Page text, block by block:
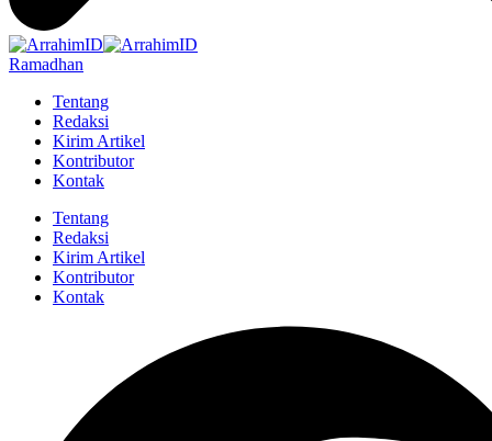
Ramadhan
Tentang
Redaksi
Kirim Artikel
Kontributor
Kontak
Tentang
Redaksi
Kirim Artikel
Kontributor
Kontak